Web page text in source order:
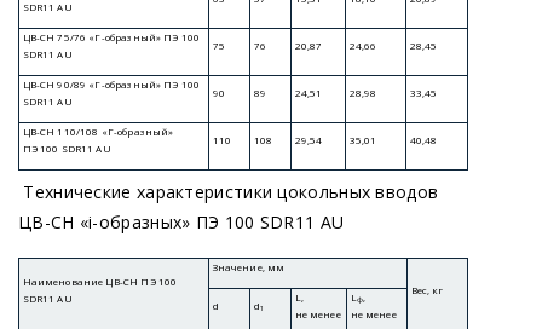
Технические характеристики цокольных вводов
ЦВ-СН «i-образных» ПЭ 100 SDR11 AU